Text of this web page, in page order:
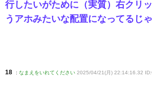
行したいがために（実質）右クリ
うアホみたいな配置になってるじ
18 : なまえをいれてください 2025/04/21(月) 22:14:16.32